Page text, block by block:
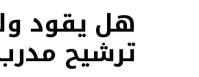
هل يقود
ترشيح